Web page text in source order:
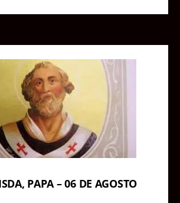
PAPA – 06 DE AGOSTO